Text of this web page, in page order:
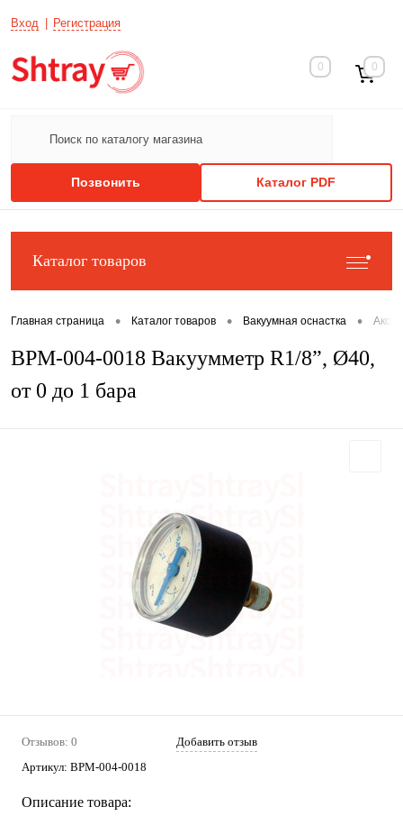
Вход Регистрация
0 0
Позвонить Каталог PDF
Каталог товаров
Главная страница • Каталог товаров • Вакуумная оснастка •
ВРМ-004-0018 Вакуумметр R1/8”, Ø40,
от 0 до 1 бара
Отзывов: 0
Добавить отзыв
Артикул: ВРМ-004-0018
Описание товара: